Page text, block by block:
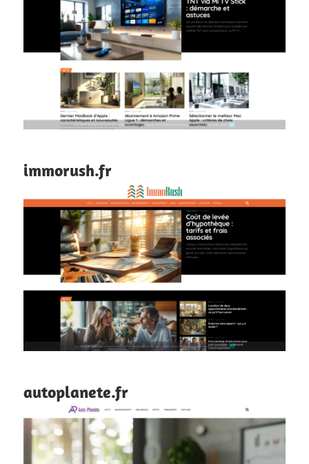
immorush.fr
autoplanete.fr